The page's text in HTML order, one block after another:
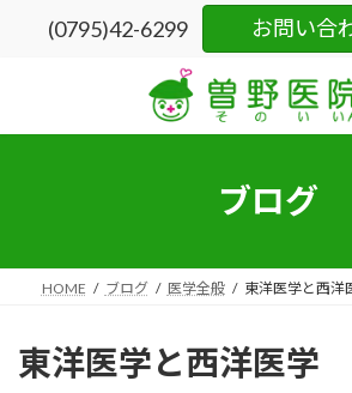
へ
ョ
(0795)42-6299 お問い合
ブログ
HOME ブログ 医学全般 東洋医学と西洋
東洋医学と西洋医学